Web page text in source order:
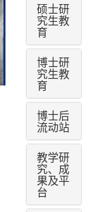
硕士研
究生教
育
博士研
究生教
育
博士后
流动站
教学研
究、成
果及平
台